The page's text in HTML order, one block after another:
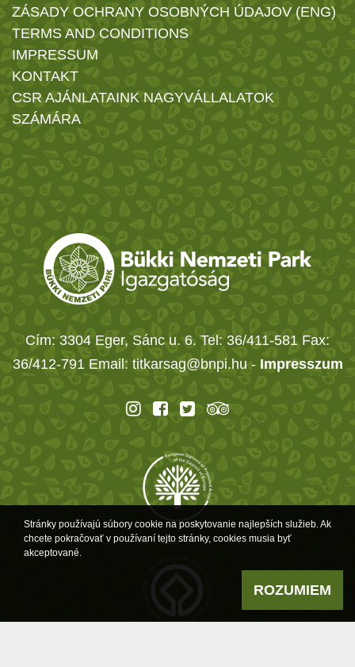
ZÁSADY OCHRANY OSOBNÝCH ÚDAJOV (ENG)
TERMS AND CONDITIONS
IMPRESSUM
KONTAKT
CSR AJÁNLATAINK NAGYVÁLLALATOK
SZÁMÁRA
Cím: 3304 Eger, Sánc u. 6. Tel: 36/411-581 Fax:
36/412-791 Email: titkarsag@bnpi.hu - Impresszum
Stránky používajú súbory cookie na poskytovanie najlepších služieb. Ak
chcete pokračovať v používaní tejto stránky, cookies musia byť
akceptované.
ROZUMIEM